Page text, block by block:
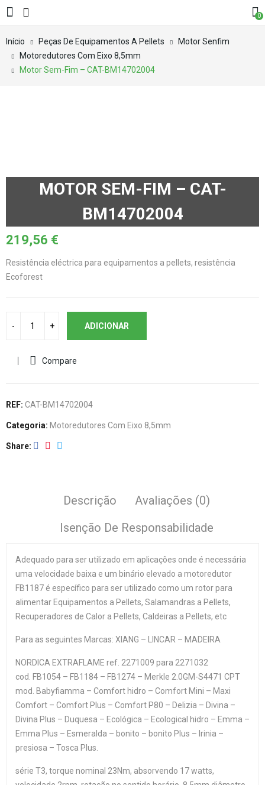
0
Início Peças De Equipamentos A Pellets
Motor Senfim
Motoredutores Com Eixo 8,5mm
Motor Sem-Fim – CAT-BM14702004
MOTOR SEM-FIM – CAT-
BM14702004
219,56 €
Resistência eléctrica para equipamentos a pellets, resistência
Ecoforest
ADICIONAR
Compare
REF: CAT-BM14702004
Categoria: Motoredutores Com Eixo 8,5mm
Share
Descrição
Avaliações (0)
Isenção De Responsabilidade
Adequado para ser utilizado em aplicações onde é necessária
uma velocidade baixa e um binário elevado a motoredutor
FB1187 é específico para ser utilizado como um rotor para
alimentar Equipamentos a Pellets, Salamandras a Pellets,
Recuperadores de Calor a Pellets, Caldeiras a Pellets, etc
Para as seguintes Marcas: XIANG – LINCAR – MADEIRA
NORDICA EXTRAFLAME ref. 2271009 para 2271032
cod.
FB1054 – FB1184 – FB1274 – Merkle 2.0GM-S4471 CPT
mod.
Babyfiamma – Comfort hidro – Comfort Mini – Maxi
Comfort – Comfort Plus – Comfort P80 – Delizia – Divina –
Divina Plus – Duquesa – Ecológica – Ecological hidro – Emma –
Emma Plus – Esmeralda – bonito – bonito Plus – Irinia –
presiosa – Tosca Plus.
série T3, torque nominal 23Nm, absorvendo 17 watts,